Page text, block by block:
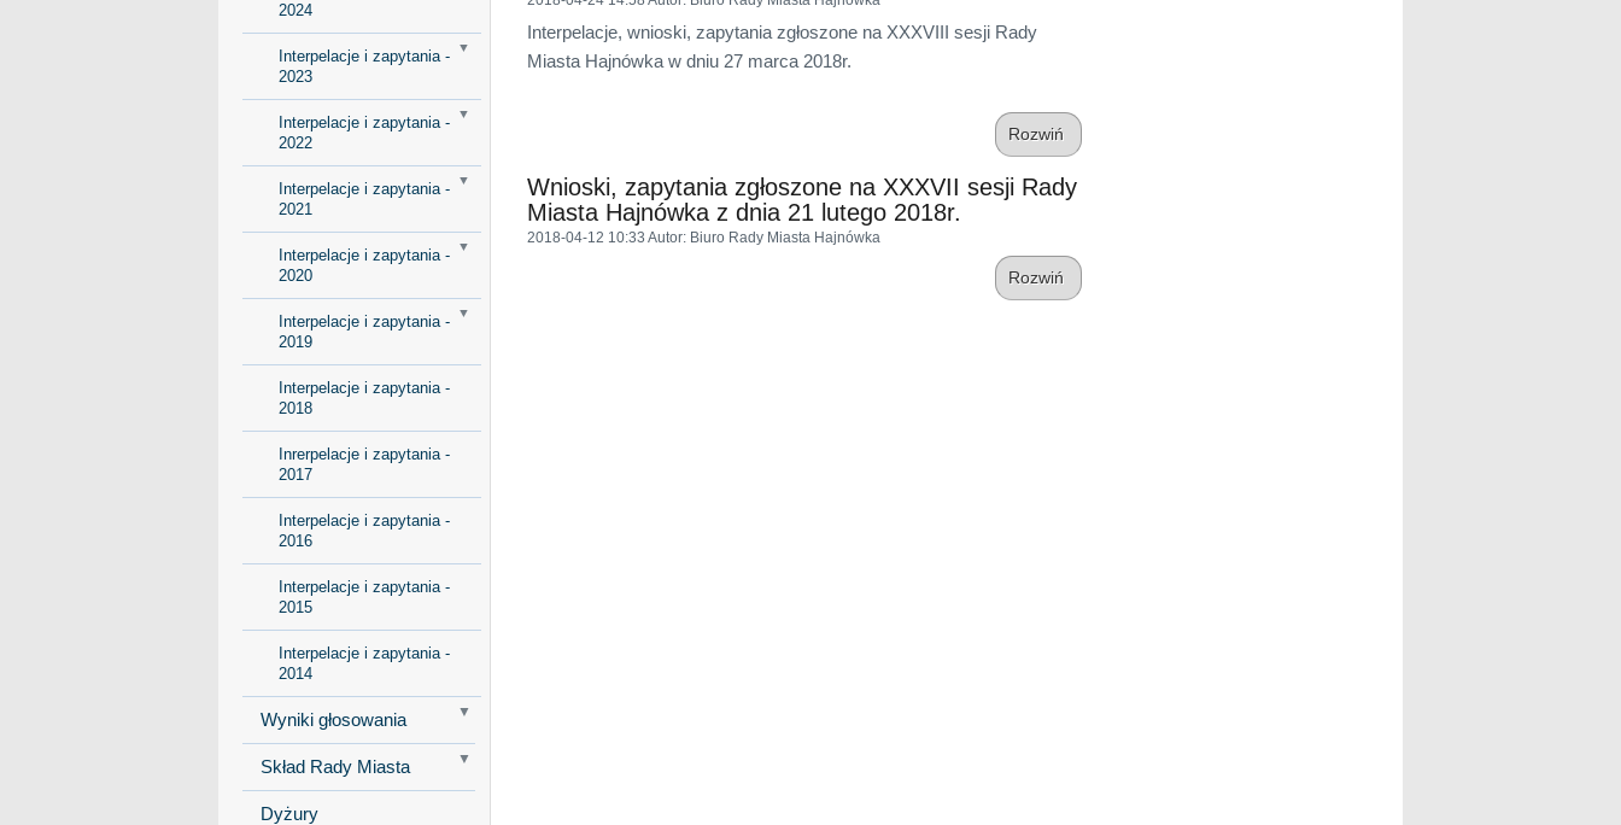
2024
Interpelacje i zapytania -
2023
Interpelacje i zapytania -
2022
Interpelacje i zapytania -
2021
Interpelacje i zapytania -
2020
Interpelacje i zapytania -
2019
Interpelacje i zapytania -
2018
Inrerpelacje i zapytania -
2017
Interpelacje i zapytania -
2016
Interpelacje i zapytania -
2015
Interpelacje i zapytania -
2014
Wyniki głosowania
Skład Rady Miasta
Dyżury
Interpelacje, wnioski, zapytania zgłoszone na XXXVIII sesji Rady
Miasta Hajnówka w dniu 27 marca 2018r.
Rozwiń
Wnioski, zapytania zgłoszone na XXXVII sesji Rady
Miasta Hajnówka z dnia 21 lutego 2018r.
2018-04-12 10:33 Autor: Biuro Rady Miasta Hajnówka
Rozwiń